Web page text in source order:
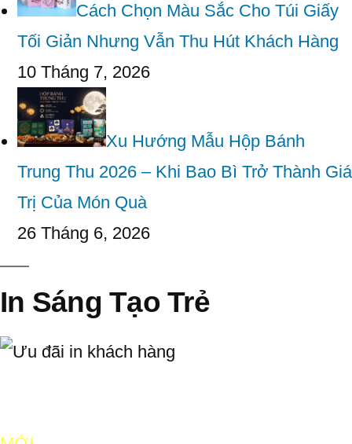
Cách Chọn Màu Sắc Cho Túi Giấy
Tối Giản Nhưng Vẫn Thu Hút Khách Hàng
10 Tháng 7, 2026
Xu Hướng Mẫu Hộp Bánh
Trung Thu 2026 – Khi Bao Bì Trở Thành Giá
Trị Của Món Quà
26 Tháng 6, 2026
In Sáng Tạo Trẻ